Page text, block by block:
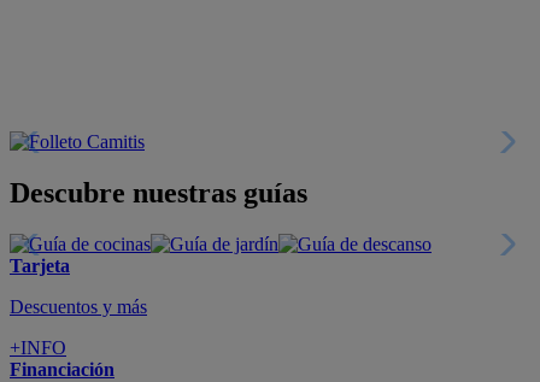
Descubre nuestras guías
Tarjeta
Descuentos y más
+INFO
Financiación